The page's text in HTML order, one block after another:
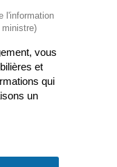
l'information
ministre)
vous
et
qui
un